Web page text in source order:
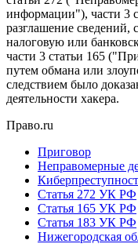
информации"), части 3
разглашение
налоговую или
части 3 статьи 165
путем обмана или
следствием было
деятельности хакера.
Право.ru
Приговор
Неправомерные
Статья 272 УК РФ
Статья 165 УК РФ
Статья 183 УК РФ
Нижегородская